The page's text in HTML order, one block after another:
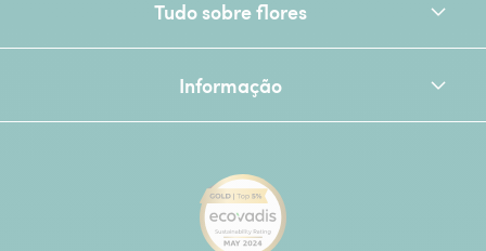
Tudo sobre flores
Informação